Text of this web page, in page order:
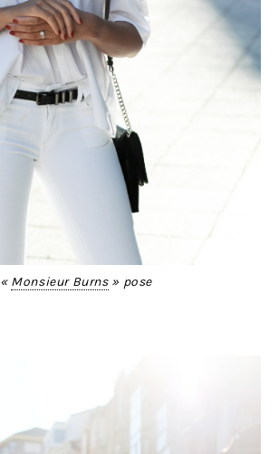
« Monsieur Burns» pose